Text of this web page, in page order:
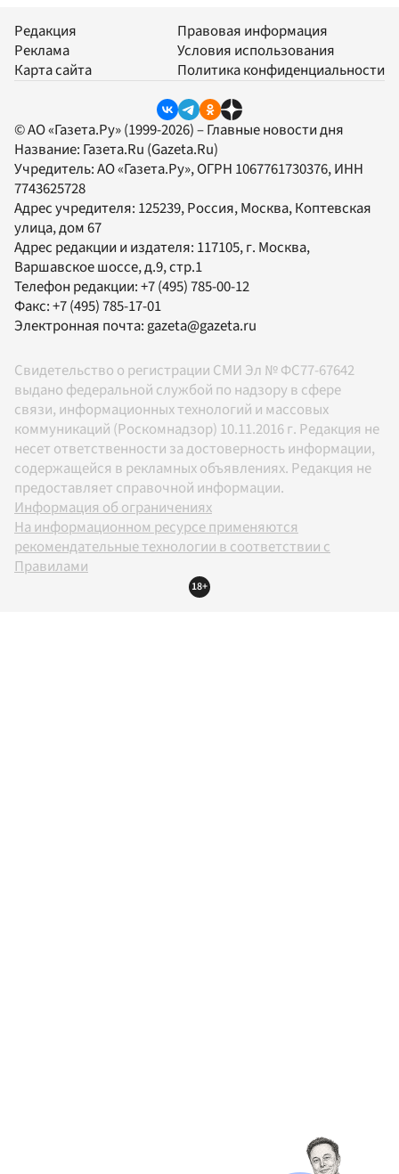
Редакция
Реклама
Карта сайта
Правовая информация
Условия использования
Политика конфиденциальности
© АО «Газета.Ру» (1999-2026) – Главные новости дня
Название: Газета.Ru (Gazeta.Ru)
Учредитель:АО «Газета.Ру», ОГРН 1067761730376, ИНН
7743625728
Адрес учредителя: 125239, Россия, Москва, Коптевская
улица, дом 67
Адрес редакции и издателя: 117105, г. Москва,
Варшавское шоссе, д.9, стр.1
Телефон редакции:+7 (495) 785-00-12
Факс:+7 (495) 785-17-01
Электронная почта: gazeta@gazeta.ru
Свидетельство о регистрации СМИ Эл № ФС77-67642
выдано федеральной службой по надзору в сфере
связи, информационных технологий и массовых
коммуникаций (Роскомнадзор) 10.11.2016 г. Редакция не
несет ответственности за достоверность информации,
содержащейся в рекламных объявлениях. Редакция не
предоставляет справочной информации.
Информация об ограничениях
На информационном ресурсе применяются
рекомендательные технологии в соответствии с
Правилами
18+